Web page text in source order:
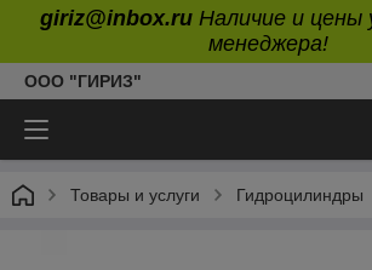
giriz@inbox.ru Наличие и цены
менеджера!
ООО "ГИРИЗ"
Товары и услуги Гидроцилиндры